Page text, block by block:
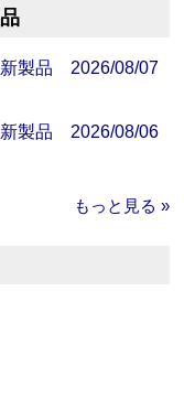
新製品 2026/08/07
新製品 2026/08/06
もっと見る »